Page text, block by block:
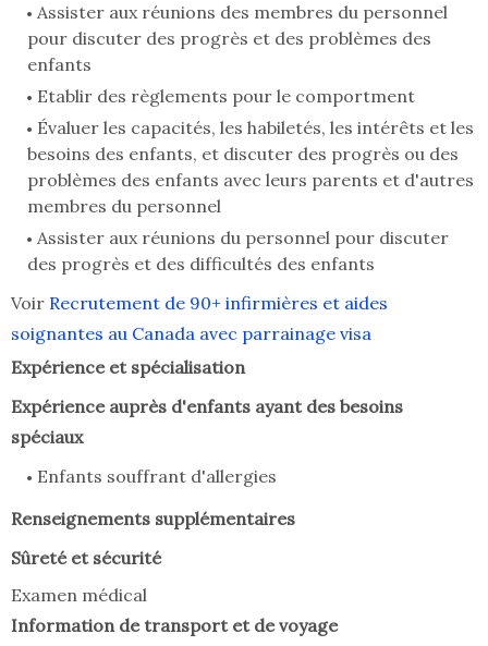
Assister aux réunions des membres du personnel
pour discuter des progrès et des problèmes des
enfants
Etablir des règlements pour le comportment
Évaluer les capacités, les habiletés, les intérêts et les
besoins des enfants, et discuter des progrès ou des
problèmes des enfants avec leurs parents et d'autres
membres du personnel
Assister aux réunions du personnel pour discuter
des progrès et des difficultés des enfants
Voir Recrutement de 90+ infirmières et aides
soignantes au Canada avec parrainage visa
Expérience et spécialisation
Expérience auprès d'enfants ayant des besoins
spéciaux
Enfants souffrant d'allergies
Renseignements supplémentaires
Sûreté et sécurité
Examen médical
Information de transport et de voyage